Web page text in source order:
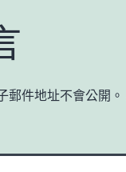
郵件地址不會公開。